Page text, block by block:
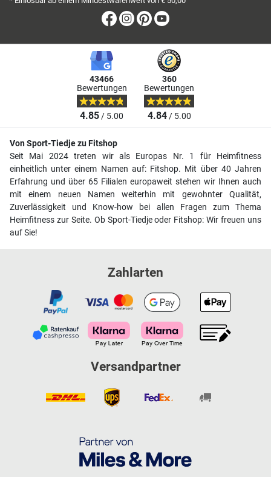
Facebook
Instagram
Pinterest
43466
Bewertungen
4.85/ 5.00
360
Bewertungen
4.84/ 5.00
Von Sport-Tiedje zu Fitshop
Seit Mai 2024 treten wir als Europas Nr. 1 für Heimfitness
einheitlich unter einem Namen auf: Fitshop. Mit über 40 Jahren
Erfahrung und über 65 Filialen europaweit stehen wir Ihnen auch
mit einem neuen Namen weiterhin mit gewohnter Qualität,
Zuverlässigkeit und Know-how bei allen Fragen zum Thema
Heimfitness zur Seite. Ob Sport-Tiedje oder Fitshop: Wir freuen uns
auf Sie!
Zahlarten
Versandpartner